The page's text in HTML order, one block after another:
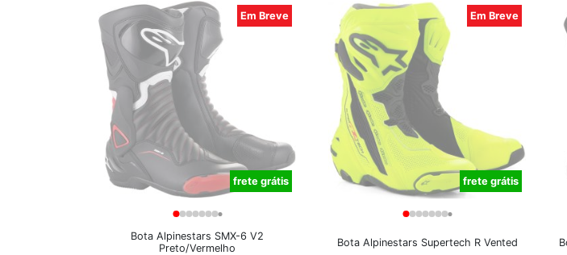
Em Breve
frete grátis
Bota Alpinestars SMX-6 V2
Preto/Vermelho
Em Breve
frete grátis
Bota Alpinestars Supertech R Vented